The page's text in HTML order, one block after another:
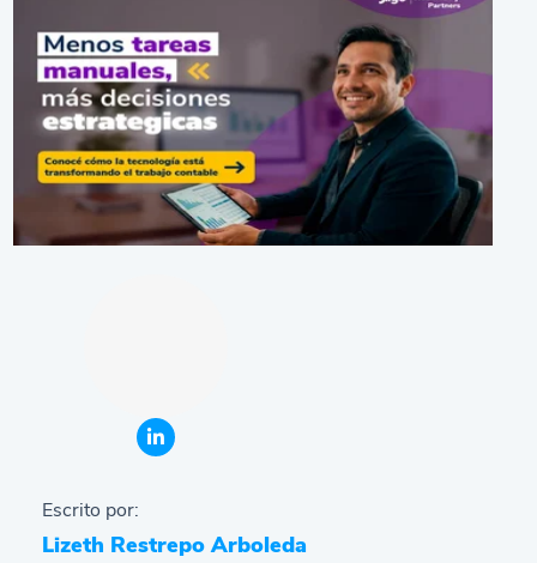
Escrito por:
Lizeth Restrepo Arboleda